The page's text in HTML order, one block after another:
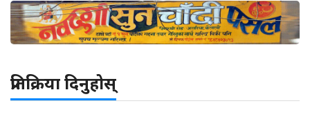
प्रतिक्रिया दिनुहोस्